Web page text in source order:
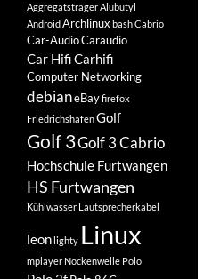
AggregatsträgerAlubutyl
AndroidArchlinux bashCabrio
Car-AudioCaraudio
Car HifiCarhifi
Computer Networking
debianeBayfirefox
FriedrichshafenGolf
Golf 3Golf 3 Cabrio
Hochschule Furtwangen
HS Furtwangen
Kühlwasser Lautsprecherkabel
leonlighty Linux
mplayer Nockenwelle Polo